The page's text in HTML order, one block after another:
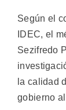
Según el
IDEC, el
Sezifredo
la calidad
gobierno